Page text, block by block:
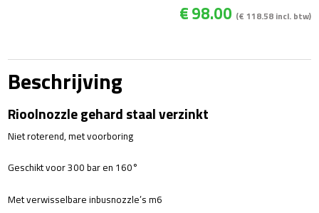
€98.00 (€ 118.58incl. btw)
Beschrijving
Rioolnozzle gehard staal verzinkt
Niet roterend, met voorboring
Geschikt voor 300 bar en 160°
Met verwisselbare inbusnozzle’s m6